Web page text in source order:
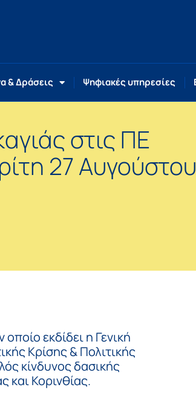
& Δράσεις Ψηφιακές υπηρεσίες
στις ΠΕ
27 Αυγούστου
εκδίδει η Γενική
Κρίσης & Πολιτικής
κίνδυνος δασικής
και Κορινθίας.